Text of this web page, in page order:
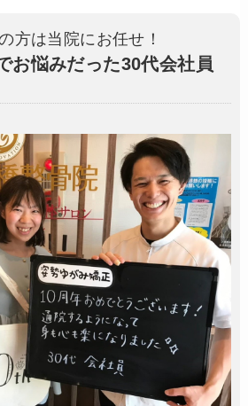
方は当院にお任せ！
お悩みだった30代会社員